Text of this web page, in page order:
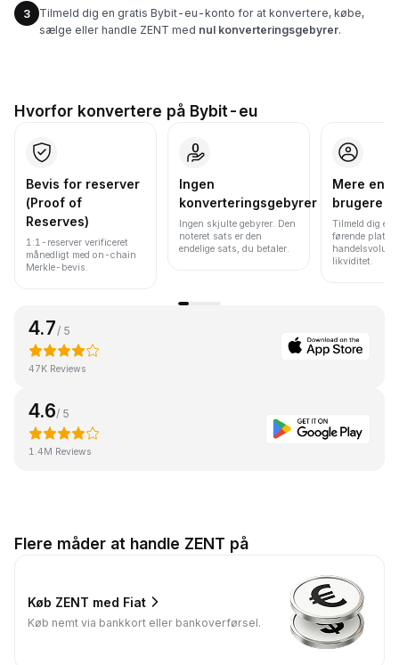
3
Tilmeld dig en gratis Bybit-eu-konto for at konvertere, købe,
sælge eller handle ZENT med nul konverteringsgebyrer.
Hvorfor konvertere på Bybit-eu
Bevis for reserver
(Proof of
Reserves)
1:1-reserver verificeret
månedligt med on-chain
Merkle-bevis.
Ingen
konverteringsgebyrer
Ingen skjulte gebyrer. Den
noteret sats er den
endelige sats, du betaler.
Mere end
brugere
Tilmeld dig en
førende
likviditet.
4.7 / 5
47K Reviews
4.6/ 5
1.4M Reviews
Flere måder at handle ZENT på
Køb ZENT med Fiat
Køb nemt via bankkort eller bankoverførsel.